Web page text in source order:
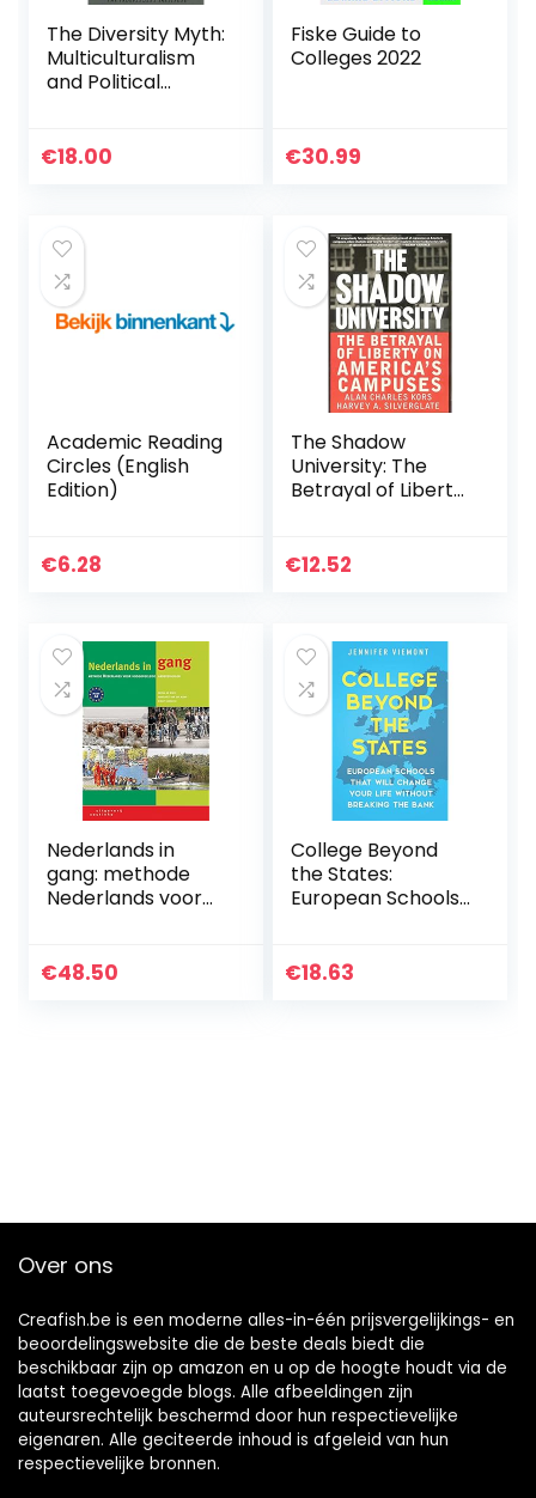
The Diversity Myth:
Multiculturalism
and Political
€18.00
Fiske Guide to
Colleges 2022
€30.99
Academic Reading
Circles (English
Edition)
€6.28
The Shadow
University: The
Betrayal of Liberty
€12.52
Nederlands in
gang: methode
Nederlands voor
€48.50
College Beyond
the States:
European Schools
Breaking the Bank
€18.63
Over ons
Creafish.be is een moderne alles-in-één prijsvergelijkings- en
beoordelingswebsite die de beste deals biedt die
beschikbaar zijn op amazon en u op de hoogte houdt via de
laatst toegevoegde blogs. Alle afbeeldingen zijn
auteursrechtelijk beschermd door hun respectievelijke
eigenaren. Alle geciteerde inhoud is afgeleid van hun
respectievelijke bronnen.